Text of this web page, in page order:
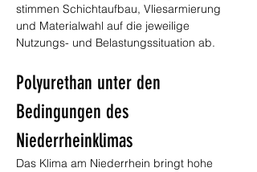
stimmen Schichtaufbau, Vliesarmierung
und Materialwahl auf die jeweilige
Nutzungs- und Belastungssituation ab.
Polyurethan unter den
Bedingungen des
Niederrheinklimas
Das Klima am Niederrhein bringt hohe